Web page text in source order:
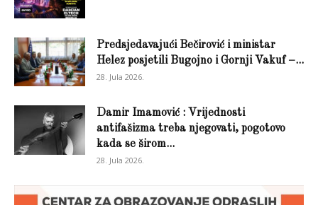
Predsjedavajući Bečirović i ministar
Helez posjetili Bugojno i Gornji Vakuf –...
28. Jula 2026.
Damir Imamović : Vrijednosti
antifašizma treba njegovati, pogotovo
kada se širom...
28. Jula 2026.